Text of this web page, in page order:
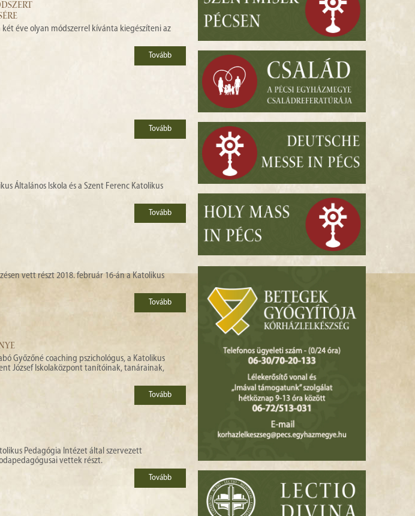
éve olyan módszerrel kívánta kiegészíteni az
Tovább
Tovább
Általános Iskola és a Szent Ferenc Katolikus
Tovább
vett részt 2018. február 16-án a Katolikus
Tovább
Győzőné coaching pszichológus, a Katolikus
József Iskolaközpont tanítóinak, tanárainak,
Tovább
Pedagógia Intézet által szervezett
vettek részt.
Tovább